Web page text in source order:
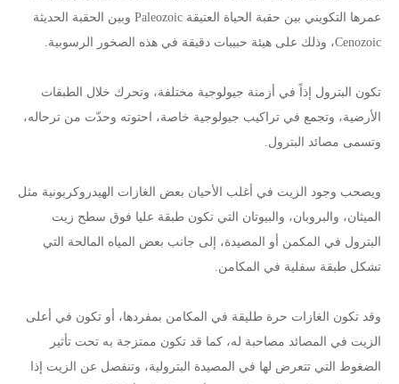
عمرها التكويني بين حقبة الحياة العتيقة Paleozoic وبين الحقبة الحديثة
Cenozoic، وذلك على هيئة حبيبات دقيقة في هذه الصخور الرسوبية.
تكون البترول إذاً في أزمنة جيولوجية مختلفة، وتحرك خلال الطبقات
الأرضية، وتجمع في تراكيب جيولوجية خاصة، احتوته وحدّت من ترحاله،
وتسمى مصائد البترول.
ويصحب وجود الزيت في أغلب الأحيان بعض الغازات الهيدروكربونية مثل
الميثان، والبروبان، والبيوتان التي تكون طبقة عليا فوق سطح زيت
البترول في المكمن أو المصيدة، إلى جانب بعض المياه المالحة التي
تشكل طبقة سفلية في المكامن.
وقد تكون الغازات حرة طليقة في المكامن بمفردها، أو تكون في أعلى
الزيت في المصائد مصاحبة له، كما قد تكون ممتزجة به تحت تأثير
الضغوط التي تتعرض لها في المصيدة البترولية، وتنفصل عن الزيت إذا